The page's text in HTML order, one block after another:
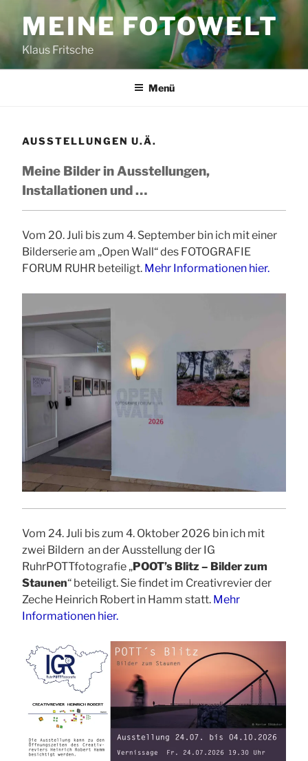
Inhalt
springenMEINE FOTOWELT
Klaus Fritsche
Menü
AUSSTELLUNGEN U.Ä.
Meine Bilder in Ausstellungen,
Installationen und …
Vom 20. Juli bis zum 4. September bin ich mit einer
Bilderserie am „Open Wall“ des FOTOGRAFIE
FORUM RUHR beteiligt. Mehr Informationen hier.
Vom 24. Juli bis zum 4. Oktober 2026 bin ich mit
zwei Bildern an der Ausstellung der IG
RuhrPOTTfotografie „POOT’s Blitz – Bilder zum
Staunen“ beteiligt. Sie findet im Creativrevier der
Zeche Heinrich Robert in Hamm statt. Mehr
Informationen hier.